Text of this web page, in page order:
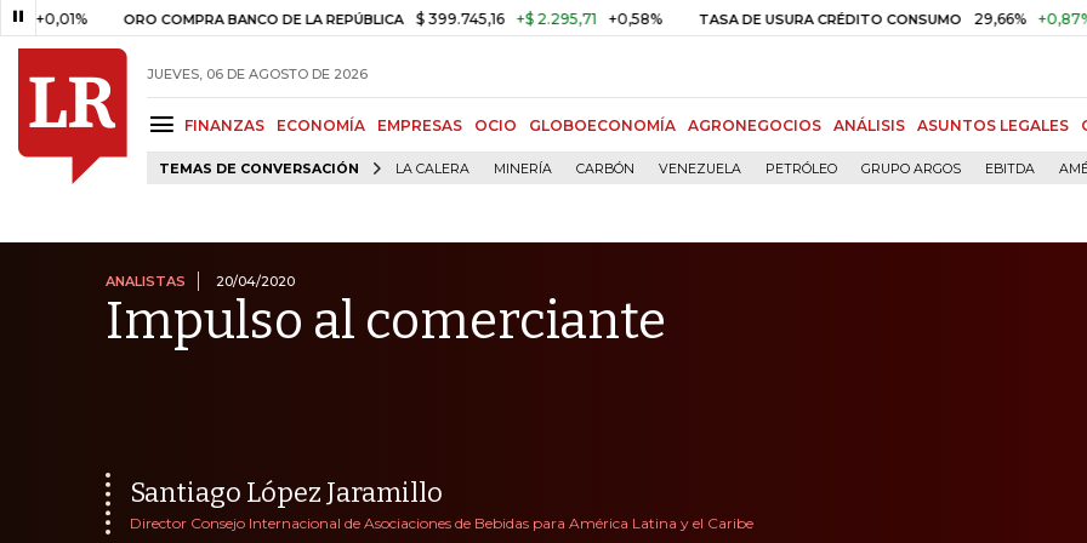
ORO COMPRA BANCO DE LA REPÚBLICA $ 399.745,16 +$ 2.295,71 +0,58% TASA DE USURA CRÉDITO CONSUMO 29,66% +0,87% +3,02%
JUEVES, 06 DE AGOSTO DE 2026
FINANZAS ECONOMÍA EMPRESAS OCIO GLOBOECONOMÍA AGRONEGOCIOS ANÁLISIS ASUNTOS LEGALES
TEMAS DE CONVERSACIÓN LA CALERA MINERÍA CARBÓN VENEZUELA PETRÓLEO GRUPO ARGOS EBITDA
ANALISTAS 20/04/2020
Impulso al comerciante
Santiago López Jaramillo
Director Consejo Internacional de Asociaciones de Bebidas para América Latina y el Caribe